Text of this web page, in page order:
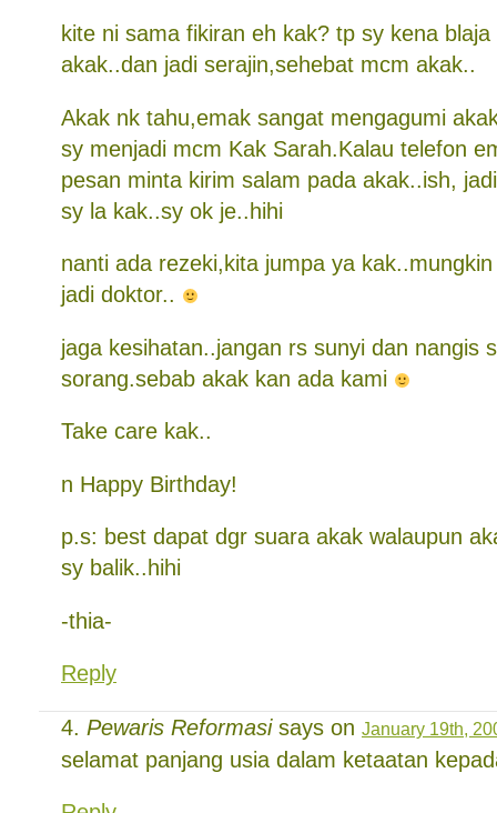
kite ni sama fikiran eh kak? tp sy kena
akak..dan jadi serajin,sehebat mcm akak..
Akak nk tahu,emak sangat mengagumi
sy menjadi mcm Kak Sarah.Kalau telefon
pesan minta kirim salam pada akak..ish,
sy la kak..sy ok je..hihi
nanti ada rezeki,kita jumpa ya
jadi doktor..
jaga kesihatan..jangan rs sunyi dan nangis
sorang.sebab akak kan ada kami
Take care kak..
n Happy Birthday!
p.s: best dapat dgr suara akak walaupun
sy balik..hihi
-thia-
Reply
Pewaris Reformasisays on January 19th,
selamat panjang usia dalam ketaatan